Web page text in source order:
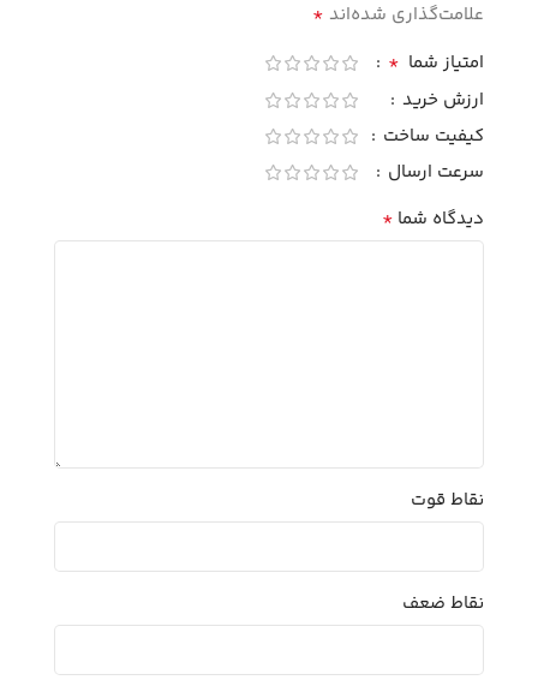
علامت‌گذاری شده‌اند *
امتیاز شما *
ارزش خرید
کیفیت ساخت
سرعت ارسال
دیدگاه شما *
نقاط قوت
نقاط ضعف